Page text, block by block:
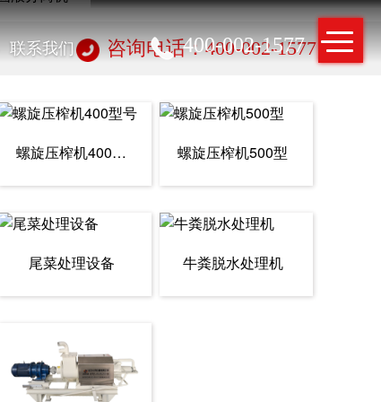
400-002-1577
联系我们 咨询电话：400-002-1577
螺旋压榨机400型号 螺旋压榨机500型
尾菜处理设备 牛粪脱水处理机